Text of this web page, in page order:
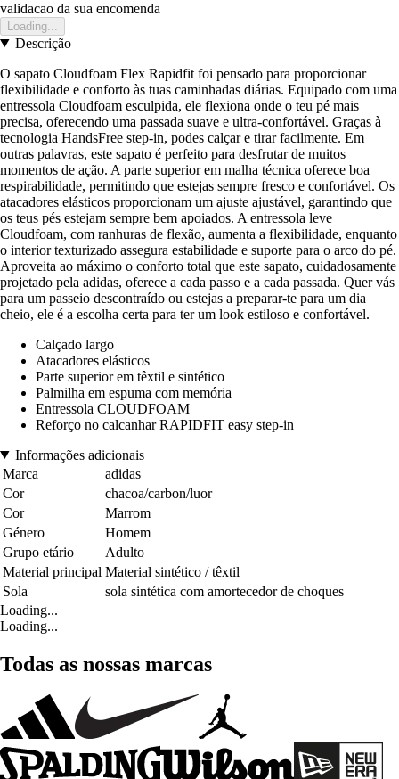
validacao da sua encomenda
Loading...
Descrição
O sapato Cloudfoam Flex Rapidfit foi pensado para proporcionar
flexibilidade e conforto às tuas caminhadas diárias. Equipado com uma
entressola Cloudfoam esculpida, ele flexiona onde o teu pé mais
precisa, oferecendo uma passada suave e ultra-confortável. Graças à
tecnologia HandsFree step-in, podes calçar e tirar facilmente. Em
outras palavras, este sapato é perfeito para desfrutar de muitos
momentos de ação. A parte superior em malha técnica oferece boa
respirabilidade, permitindo que estejas sempre fresco e confortável. Os
atacadores elásticos proporcionam um ajuste ajustável, garantindo que
os teus pés estejam sempre bem apoiados. A entressola leve
Cloudfoam, com ranhuras de flexão, aumenta a flexibilidade, enquanto
o interior texturizado assegura estabilidade e suporte para o arco do pé.
Aproveita ao máximo o conforto total que este sapato, cuidadosamente
projetado pela adidas, oferece a cada passo e a cada passada. Quer vás
para um passeio descontraído ou estejas a preparar-te para um dia
cheio, ele é a escolha certa para ter um look estiloso e confortável.
Calçado largo
Atacadores elásticos
Parte superior em têxtil e sintético
Palmilha em espuma com memória
Entressola CLOUDFOAM
Reforço no calcanhar RAPIDFIT easy step-in
Informações adicionais
Marca
adidas
Cor
chacoa/carbon/luor
Cor
Marrom
Género
Homem
Grupo etário
Adulto
Material principal Material sintético / têxtil
Sola
sola sintética com amortecedor de choques
Loading...
Loading...
Todas as nossas marcas